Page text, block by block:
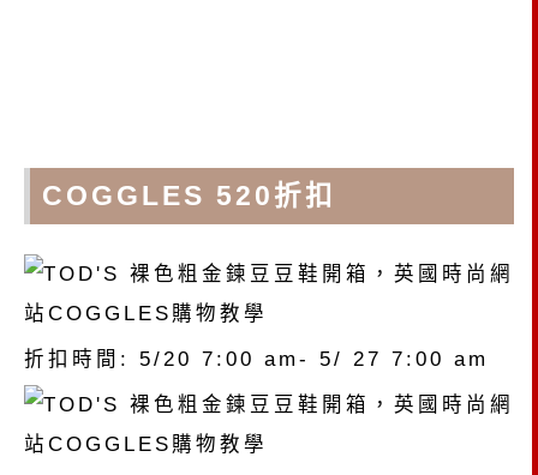
COGGLES 520折扣
折扣時間: 5/20 7:00 am- 5/ 27 7:00 am